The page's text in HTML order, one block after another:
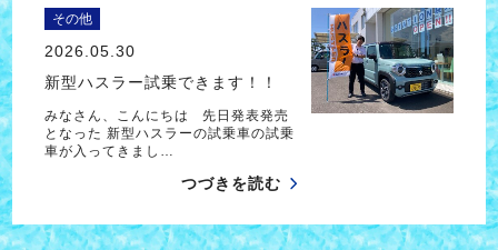
その他
2026.05.30
新型ハスラー試乗できます！！
みなさん、こんにちは 先日発表発売
となった 新型ハスラーの試乗車の試乗
車が入ってきまし…
つづきを読む